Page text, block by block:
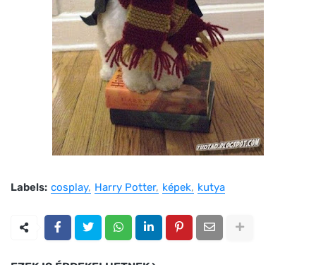
Labels: cosplay Harry Potter képek kutya